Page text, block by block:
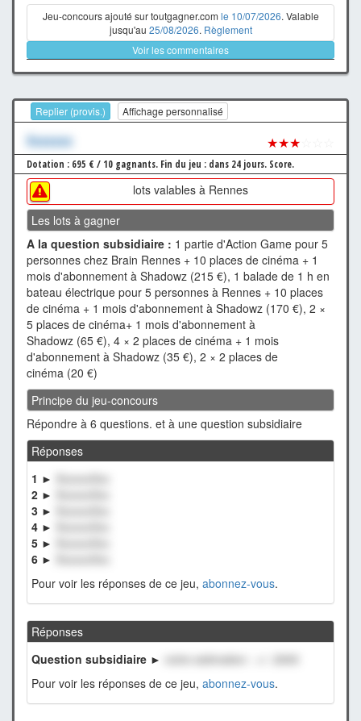
Jeu-concours ajouté sur toutgagner.com le 10/07/2026. Valable
jusqu'au 25/08/2026. Règlement
Voir les commentaires
Replier (provis.) Affichage personnalisé
Xxxxxxx ★★★
Dotation : 695 € / 10 gagnants. Fin du jeu : dans 24 jours. Score.
lots valables à Rennes
Les lots à gagner
A la question subsidiaire : 1 partie d'Action Game pour 5
personnes chez Brain Rennes + 10 places de cinéma + 1
mois d'abonnement à Shadowz (215 €), 1 balade de 1 h en
bateau électrique pour 5 personnes à Rennes + 10 places
de cinéma + 1 mois d'abonnement à Shadowz (170 €), 2 ×
5 places de cinéma+ 1 mois d'abonnement à
Shadowz (65 €), 4 × 2 places de cinéma + 1 mois
d'abonnement à Shadowz (35 €), 2 × 2 places de
cinéma (20 €)
Principe du jeu-concours
Répondre à 6 questions. et à une question subsidiaire
Réponses
1 ►
XxxxxxXxx
2 ►
3 ►
4 ►
5 ►
6 ►
Pour voir les réponses de ce jeu, abonnez-vous.
Réponses
Question subsidiaire ►
notre estimation : +/- 2000
Pour voir les réponses de ce jeu, abonnez-vous.